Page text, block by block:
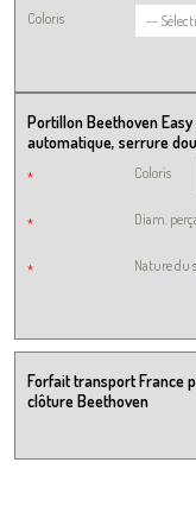
Coloris
Portillon Beethoven
automatique, serrure
Coloris
*
Diam.
*
Nature du
*
Forfait transport France
clôture Beethoven